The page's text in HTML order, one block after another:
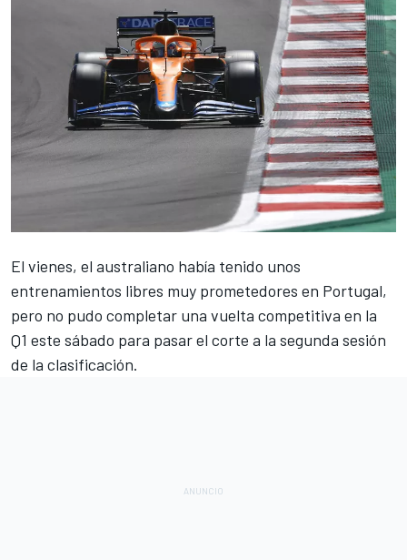
El vienes, el australiano había tenido unos
entrenamientos libres muy prometedores en Portugal,
pero no pudo completar una vuelta competitiva en la
Q1 este sábado para pasar el corte a la segunda sesión
de la clasificación.